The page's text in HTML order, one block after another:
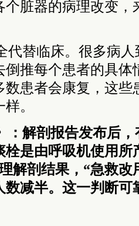
个脏器的病理改变，
代替临床。很多病
倒推每个患者的具体
数患者会康复，这些
。
：解剖报告发布后
栓是由呼吸机使用所
解剖结果，“急救改
数减半。这一判断可